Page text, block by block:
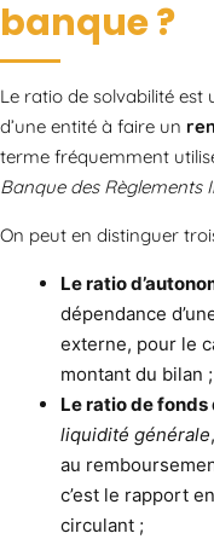
banque ?
Le ratio de solvabilité
d’une entité à faire un
terme fréquemment
Banque des Règlements
On peut en distinguer
Le ratio
dépendance
externe, pour le
montant du bilan ;
Le ratio de
liquidité générale
au
c’est le rapport
circulant ;